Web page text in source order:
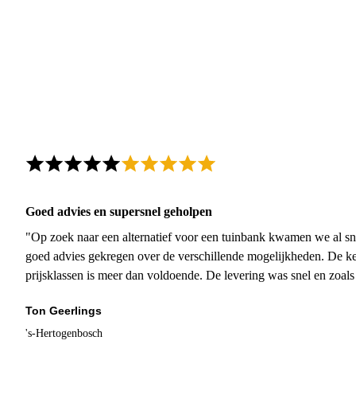
Goed advies en supersnel geholpen
"Op zoek naar een alternatief voor een tuinbank kwamen we al
goed advies gekregen over de verschillende mogelijkheden. De
prijsklassen is meer dan voldoende. De levering was snel en
Ton Geerlings
's-Hertogenbosch